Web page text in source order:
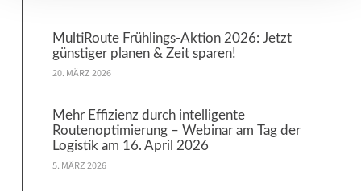
MultiRoute Frühlings-Aktion 2026: Jetzt
günstiger planen & Zeit sparen!
20. MÄRZ 2026
Mehr Effizienz durch intelligente
Routenoptimierung – Webinar am Tag der
Logistik am 16. April 2026
5. MÄRZ 2026